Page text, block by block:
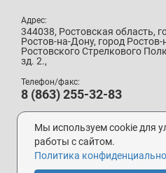
Адрес:
344038, Ростовская область,
Ростов-на-Дону, город
Ростовского Стрелкового
зд. 2.,
Телефон/факс:
8 (863) 255-32-83
Телефон приемной комиссии:
8 (800) 707-19-29
8 (863) 272-64-88
Мы используем cookie для
работы с сайтом.
Политика